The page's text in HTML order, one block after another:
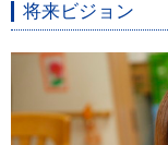
将来ビジョン